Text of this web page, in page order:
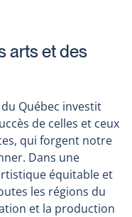
arts et des
Québec investit
de celles et ceux
qui forgent notre
Dans une
équitable et
les régions du
et la production